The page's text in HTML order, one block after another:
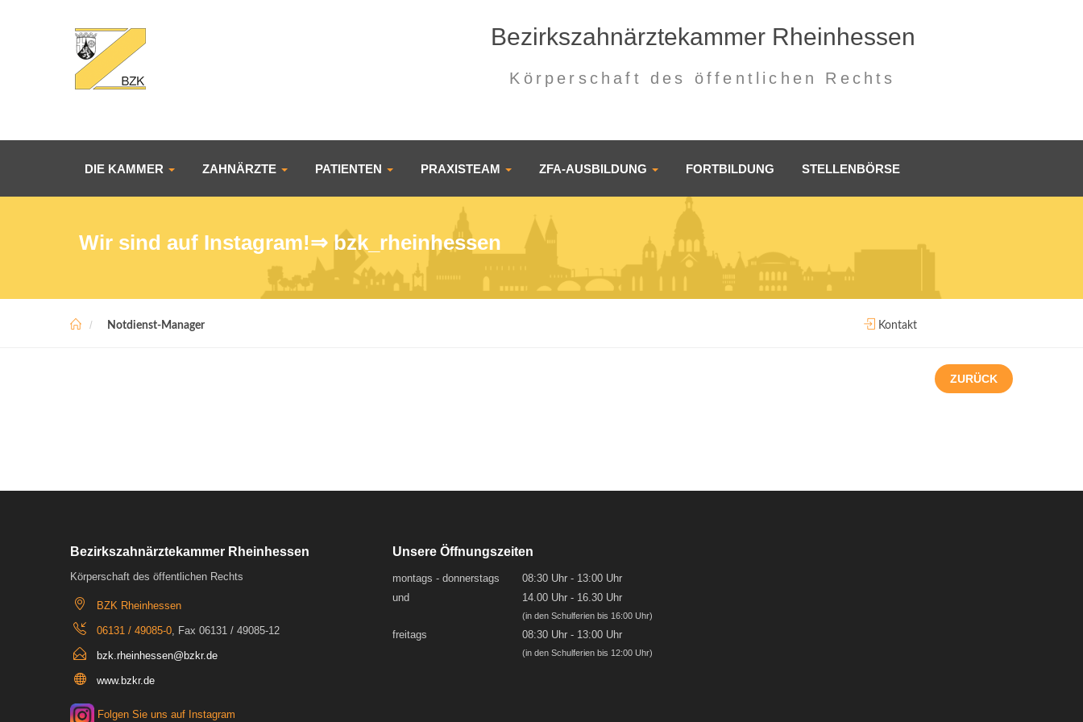
Bezirkszahnärztekammer Rheinhessen
Körperschaft des öffentlichen Rechts
DIE KAMMER ZAHNÄRZTE PATIENTEN PRAXISTEAM ZFA-AUSBILDUNG FORTBILDUNG STELLENBÖRSE
Wir sind auf Instagram!⇒ bzk_rheinhessen
Notdienst-Manager Kontakt
ZURÜCK
Bezirkszahnärztekammer Rheinhessen
Körperschaft des öffentlichen Rechts
BZK Rheinhessen
06131 / 49085-0 , Fax 06131 / 49085-12
bzk.rheinhessen@bzkr.de
www.bzkr.de
Folgen Sie uns auf Instagram
Unsere Öffnungszeiten
montags - donnerstags
08:30 Uhr - 13:00 Uhr
und
14.00 Uhr - 16.30 Uhr
(in den Schulferien bis 16:00 Uhr)
freitags 08:30 Uhr - 13:00 Uhr
(in den Schulferien bis 12:00 Uhr)